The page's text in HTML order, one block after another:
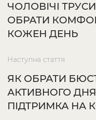
ЧОЛОВІЧІ
ОБРАТИ
КОЖЕН ДЕНЬ
Наступна стаття
ЯК ОБРАТИ
АКТИВНОГО
ПІДТРИМКА НА